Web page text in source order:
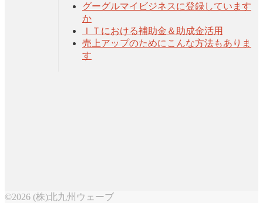
グーグルマイビジネスに登録しています
か
ＩＴにおける補助金＆助成金活用
売上アップのためにこんな方法もありま
す
©2026 (株)北九州ウェーブ